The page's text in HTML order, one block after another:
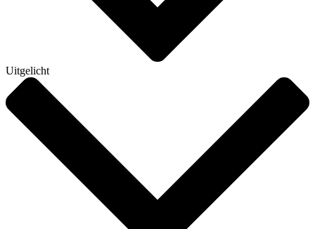
Uitgelicht